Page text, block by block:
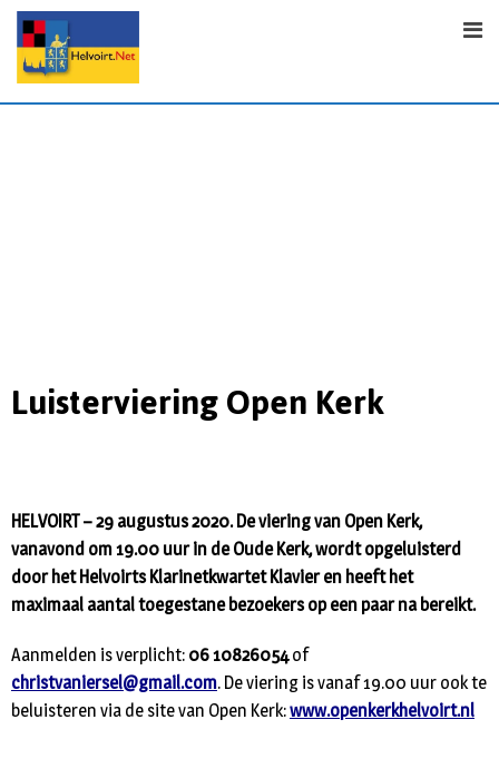
Luisterviering Open Kerk
HELVOIRT – 29 augustus 2020. De viering van Open Kerk,
vanavond om 19.00 uur in de Oude Kerk, wordt opgeluisterd
door het Helvoirts Klarinetkwartet Klavier en heeft het
maximaal aantal toegestane bezoekers op een paar na bereikt.
Aanmelden is verplicht: 06 10826054of
christvaniersel@gmail.com. De viering is vanaf 19.00 uur ook te
beluisteren via de site van Open Kerk:www.openkerkhelvoirt.nl